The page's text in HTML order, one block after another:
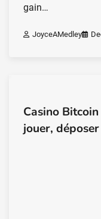
gain…
JoyceAMedley
Casino
jouer,